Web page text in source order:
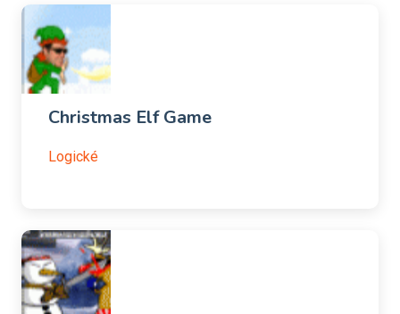
Christmas Elf Game
Logické